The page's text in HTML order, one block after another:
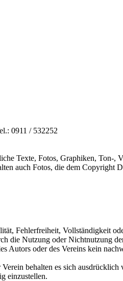
0911 / 532252
Texte, Fotos, Graphiken, Ton-
auch Fotos, die dem
Fehlerfreiheit, Vollständigkeit
die Nutzung oder Nichtnutzung
Autors oder des Vereins kein
behalten es sich
einzustellen.